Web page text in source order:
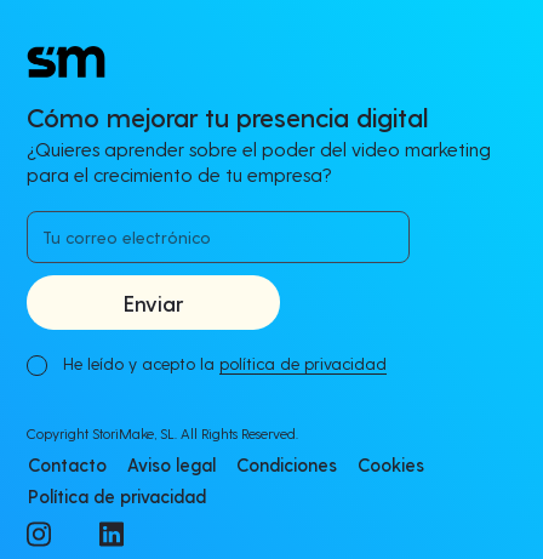
Cómo mejorar tu presencia digital
¿Quieres aprender sobre el poder del video marketing
para el crecimiento de tu empresa?
He leído y acepto la política de privacidad
Copyright StoriMake, SL. All Rights Reserved.
Contacto Aviso legal Condiciones
Cookies
Política de privacidad